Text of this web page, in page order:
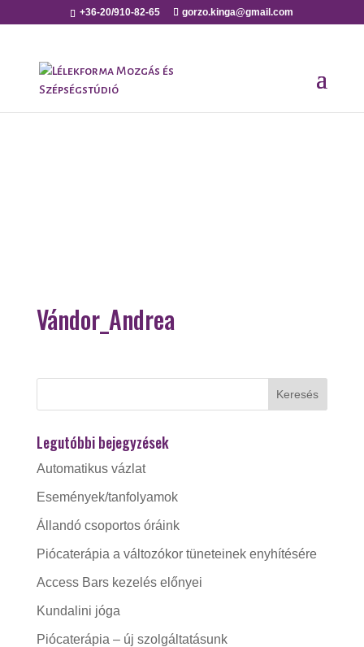
+36-20/910-82-65 gorzo.kinga@gmail.com
Vándor_Andrea
Legutóbbi bejegyzések
Automatikus vázlat
Események/tanfolyamok
Állandó csoportos óráink
Piócaterápia a változókor tüneteinek enyhítésére
Access Bars kezelés előnyei
Kundalini jóga
Piócaterápia – új szolgáltatásunk